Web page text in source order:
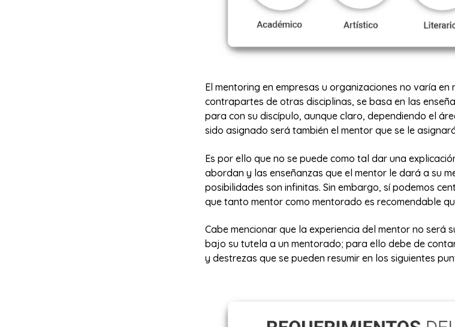
El mentoring en empresas u organizaciones no varía en
contrapartes de otras disciplinas, se basa en las
para con su discípulo, aunque claro, dependiendo el
sido asignado será también el mentor que se le
Es por ello que no se puede como tal dar una
abordan y las enseñanzas que el mentor le dará a su
posibilidades son infinitas. Sin embargo, sí podemos
que tanto mentor como mentorado es recomendable
Cabe mencionar que la experiencia del mentor no será
bajo su tutela a un mentorado; para ello debe de
y destrezas que se pueden resumir en los siguientes